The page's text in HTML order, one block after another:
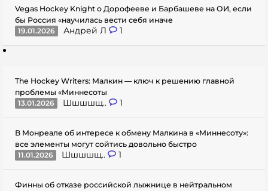
Vegas Hockey Knight о Дорофееве и Барбашеве на ОИ, если
бы Россия «научилась вести себя иначе
19.01.2026
Андрей Л 1
The Hockey Writers: Малкин — ключ к решению главной
проблемы «Миннесоты
13.01.2026
Шшшшщ.. 1
В Монреале об интересе к обмену Малкина в «Миннесоту»:
все элементы могут сойтись довольно быстро
11.01.2026
Шшшшщ.. 1
Финны об отказе российской лыжнице в нейтральном